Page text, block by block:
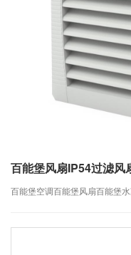
百能堡风扇IP54过滤风
百能堡空调百能堡风扇百能堡